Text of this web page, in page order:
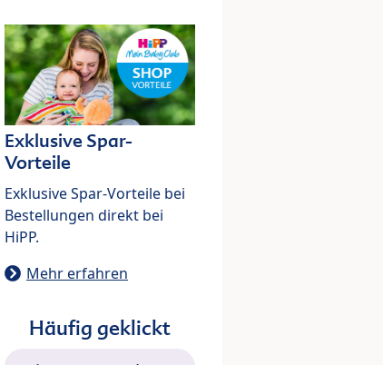
Exklusive Spar-
Vorteile
Exklusive Spar-Vorteile bei
Bestellungen direkt bei
HiPP.
Mehr erfahren
Häufig geklickt